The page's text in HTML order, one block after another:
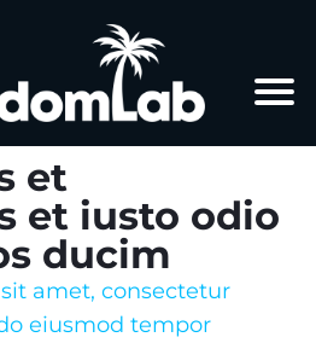
et
et iusto odio
ducim
amet, consectetur
eiusmod tempor